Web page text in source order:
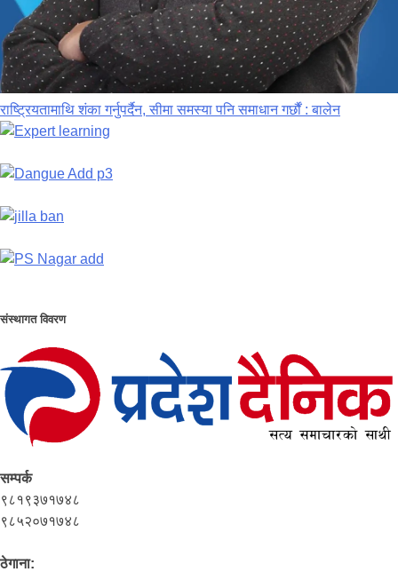
राष्ट्रियतामाथि शंका गर्नुपर्दैन, सीमा समस्या पनि समाधान गर्छौं : बालेन
संस्थागत विवरण
सम्पर्क
९८१९३७१७४८
९८५२०७१७४८
ठेगाना: